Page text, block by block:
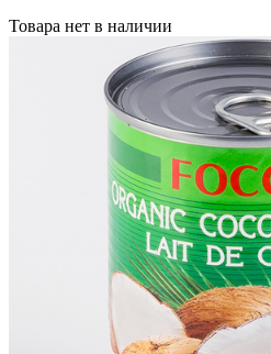
Товара нет в наличии